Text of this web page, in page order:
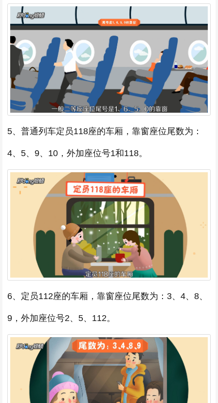
5、普通列车定员118座的车厢，靠窗座位尾数为：
4、5、9、10，外加座位号1和118。
6、定员112座的车厢，靠窗座位尾数为：3、4、8、
9，外加座位号2、5、112。